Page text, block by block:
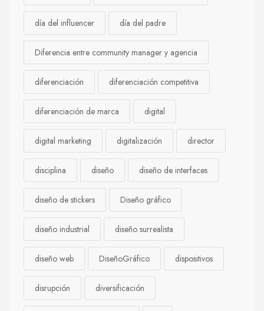
día del influencer día del padre
Diferencia entre community manager y agencia
diferenciación diferenciación competitiva
diferenciación de marca digital
digital marketing digitalización director
disciplina diseño diseño de interfaces
diseño de stickers Diseño gráfico
diseño industrial diseño surrealista
diseño web DiseñoGráfico dispositivos
disrupción diversificación